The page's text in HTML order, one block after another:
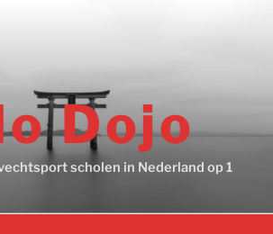
Dojo
scholen in Nederland op 1